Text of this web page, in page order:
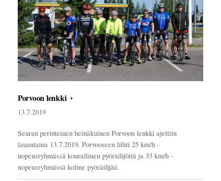
Porvoon lenkki
13.7.2019
Seuran perinteinen heinäkuinen Porvoon lenkki ajettiin
lauantaina 13.7.2019. Porvooseen lähti 25 km/h -
nopeusryhmässä kourallinen pyöräilijöitä ja 33 km/h -
nopeusryhmässä kolme pyöräilijää.